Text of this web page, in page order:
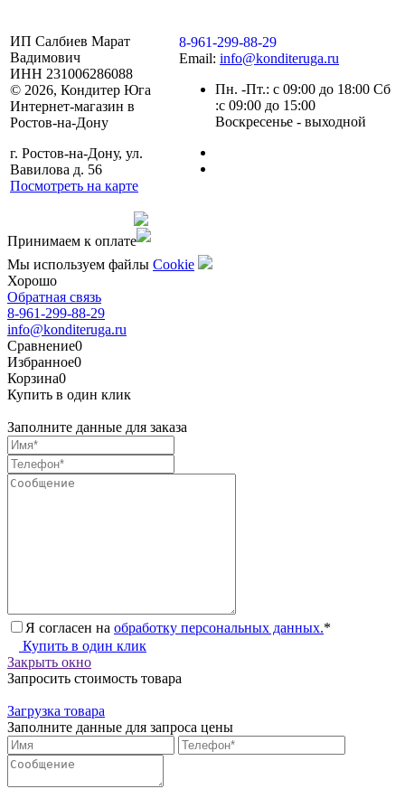
ИП Салбиев Марат
Вадимович
ИНН 231006286088
© 2026, Кондитер Юга
Интернет-магазин в
Ростов-на-Дону
г. Ростов-на-Дону, ул.
Вавилова д. 56
Посмотреть на карте
8-961-299-88-29
Email: info@konditeruga.ru
Пн. -Пт.: с 09:00 до 18:00 Сб
:с 09:00 до 15:00
Воскресенье - выходной
Принимаем к оплате
Мы используем файлы Сookie
Хорошо
Обратная связь
8-961-299-88-29
info@konditeruga.ru
Сравнение0
Избранное0
Корзина0
Купить в один клик
Заполните данные для заказа
Я согласен на обработку персональных данных.*
Купить в один клик
Закрыть окно
Запросить стоимость товара
Загрузка товара
Заполните данные для запроса цены